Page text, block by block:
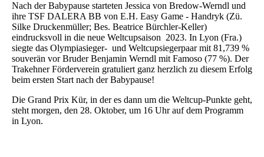
Nach der Babypause starteten Jessica von Bredow-Werndl und
ihre TSF DALERA BB von E.H. Easy Game - Handryk (Zü.
Silke Druckenmüller; Bes. Beatrice Bürchler-Keller)
eindrucksvoll in die neue Weltcupsaison 2023. In Lyon (Fra.)
siegte das Olympiasieger- und Weltcupsiegerpaar mit 81,739 %
souverän vor Bruder Benjamin Werndl mit Famoso (77 %). Der
Trakehner Förderverein gratuliert ganz herzlich zu diesem Erfolg
beim ersten Start nach der Babypause!
Die Grand Prix Kür, in der es dann um die Weltcup-Punkte geht,
steht morgen, den 28. Oktober, um 16 Uhr auf dem Programm
in Lyon.